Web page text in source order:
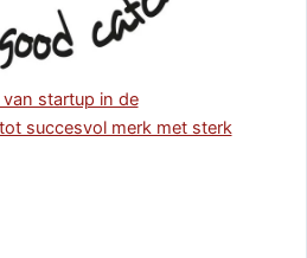
startup in de
succesvol merk met sterk